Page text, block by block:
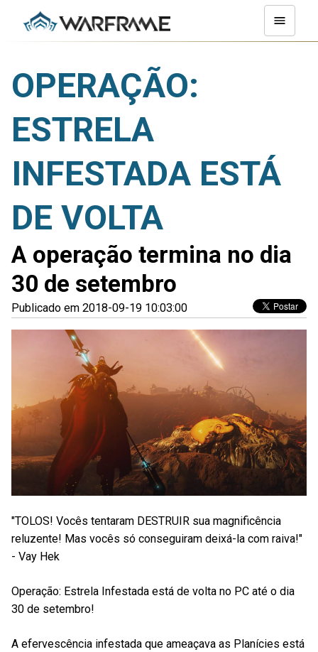
OPERAÇÃO:
ESTRELA
INFESTADA ESTÁ
DE VOLTA
A operação termina no dia
30 de setembro
Publicado em 2018-09-19 10:03:00
"TOLOS! Vocês tentaram DESTRUIR sua magnificência
reluzente! Mas vocês só conseguiram deixá-la com raiva!"
- Vay Hek
Operação: Estrela Infestada está de volta no PC até o dia
30 de setembro!
A efervescência infestada que ameaçava as Planícies está